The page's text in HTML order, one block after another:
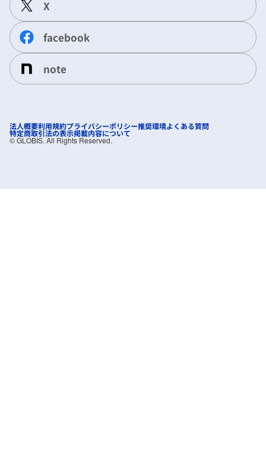
X
facebook
note
法人概要利用規約プライバシーポリシー推奨環境よくある質問
特定商取引法の表示掲載内容について
©︎ GLOBIS. All Rights Reserved.